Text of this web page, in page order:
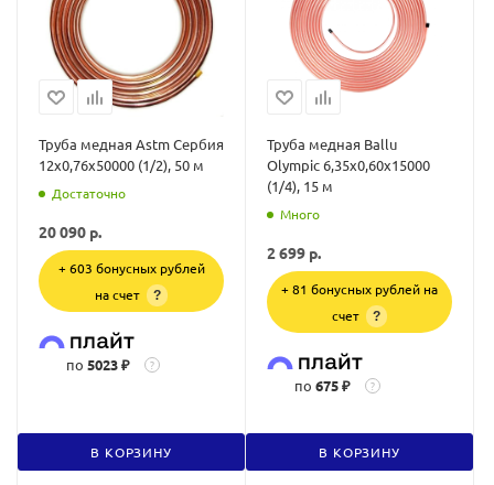
Труба медная Astm Сербия
12х0,76х50000 (1/2), 50 м
Достаточно
20 090 р.
+ 603 бонусных рублей
на счет
?
по 5023 ₽ ?
В КОРЗИНУ
Труба медная Ballu
Olympic 6,35х0,60х15000
(1/4), 15 м
Много
2 699 р.
+ 81 бонусных рублей на
счет
?
по 675 ₽ ?
В КОРЗИНУ